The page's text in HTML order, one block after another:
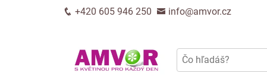
+420 605 946 250 info@amvor.cz